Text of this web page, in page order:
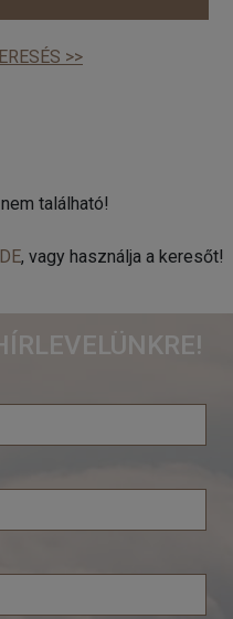
>>
található!
, vagy használja a keresőt!